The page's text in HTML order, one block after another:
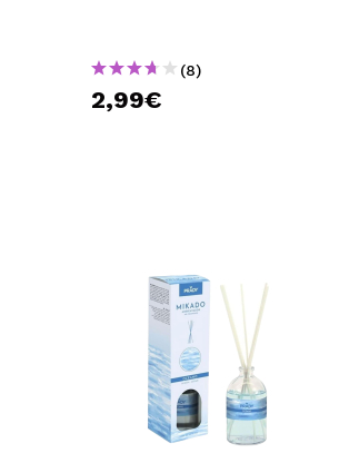
(8)
2,99€